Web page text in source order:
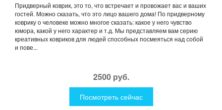
Придверный коврик, это то, что встречает и провожает вас и ваших
гостей. Можно сказать, что это лицо вашего дома! По придверному
коврику о человеке можно многое сказать: какое у него чувство
юмора, какой у него характер и т.д. Мы представляем вам серию
креативных ковриков для людей способных посмеяться над собой
и пове...
2500 руб.
Посмотреть сейчас